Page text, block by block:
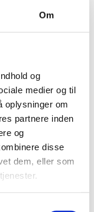
Om
og
medier og til
oplysninger om
partnere inden
og
disse
dem, eller som
2025 og glæder os til
af Danske
for 2025 finder